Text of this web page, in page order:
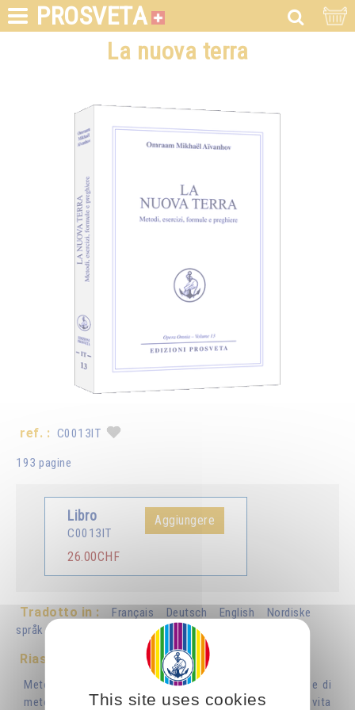
PROSVETA
La nuova terra
ref. : C0013IT
193 pagine
Libro
C0013IT
26.00CHF
Aggiungere
Tradotto in : Français Deutsch English
Nordiske
språk
Português Nederlands
Riassunto
Metodi, esercizi, formule, preghiere. Raccolta di esercizi e di
metodi semplici ed efficaci, riguardanti il rapporto con la vita
This site uses cookies